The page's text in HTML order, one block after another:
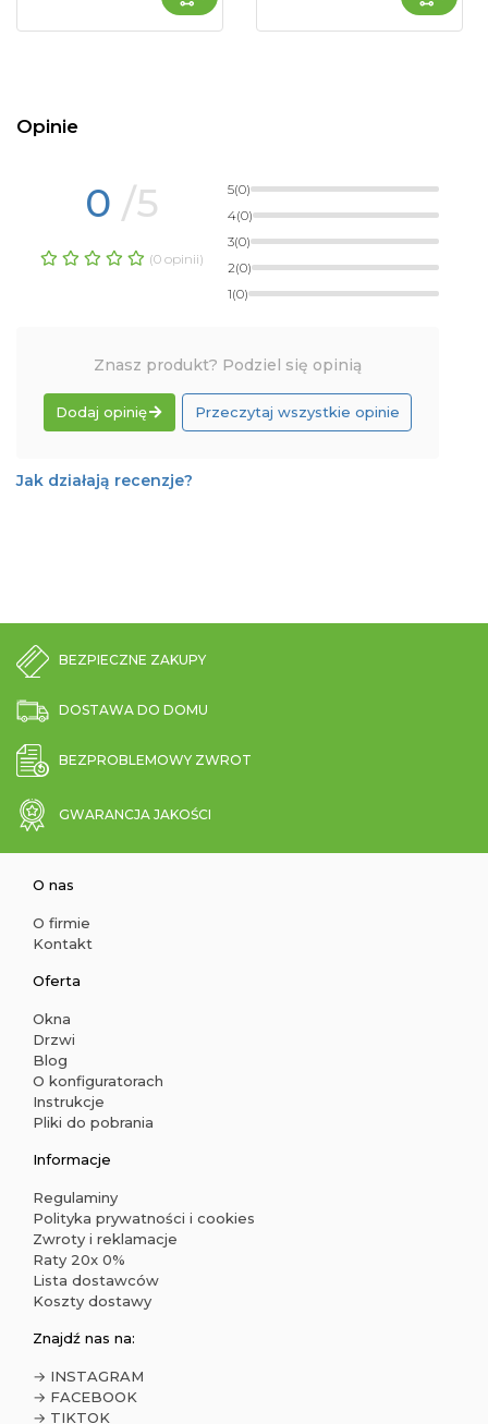
Opinie
0 /5
(0 opinii)
5(0)
4(0)
3(0)
2(0)
1(0)
Znasz produkt? Podziel się opinią
Dodaj opinię Przeczytaj wszystkie opinie
Jak działają recenzje?
BEZPIECZNE ZAKUPY
DOSTAWA DO DOMU
BEZPROBLEMOWY ZWROT
GWARANCJA JAKOŚCI
O nas
O firmie
Kontakt
Oferta
Okna
Drzwi
Blog
O konfiguratorach
Instrukcje
Pliki do pobrania
Informacje
Regulaminy
Polityka prywatności i cookies
Zwroty i reklamacje
Raty 20x 0%
Lista dostawców
Koszty dostawy
Znajdź nas na:
→ INSTAGRAM
→ FACEBOOK
→ TIKTOK